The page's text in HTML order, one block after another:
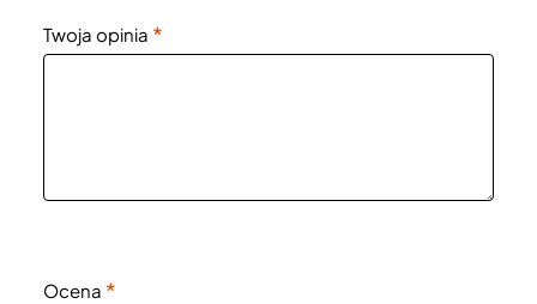
Twoja opinia
O
Ocena